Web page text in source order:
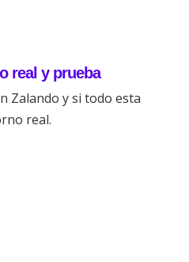
real y prueba
Zalando y si todo esta
real.